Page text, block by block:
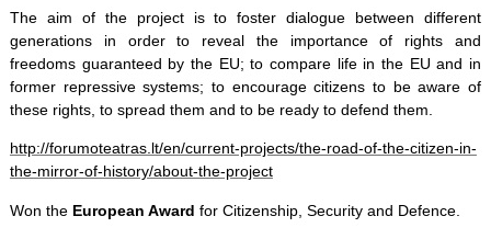
The aim of the project is to foster dialogue between different
generations in order to reveal the importance of rights and
freedoms guaranteed by the EU; to compare life in the EU and in
former repressive systems; to encourage citizens to be aware of
these rights, to spread them and to be ready to defend them.
http://forumoteatras.lt/en/current-projects/the-road-of-the-citizen-in-
the-mirror-of-history/about-the-project
Won the European Award for Citizenship, Security and Defence.